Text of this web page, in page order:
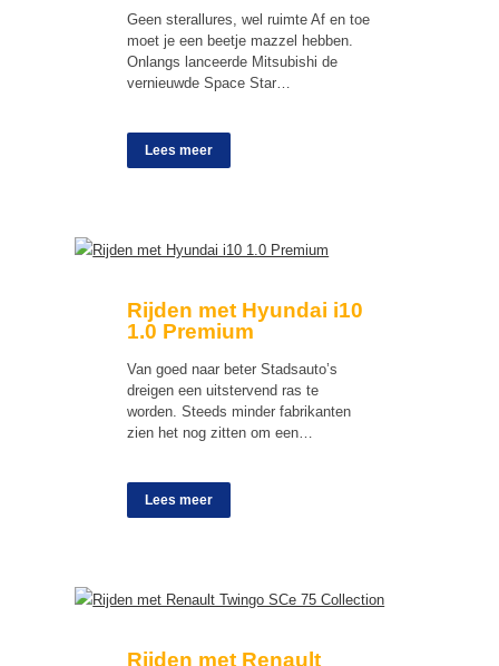
Geen sterallures, wel ruimte Af en toe
moet je een beetje mazzel hebben.
Onlangs lanceerde Mitsubishi de
vernieuwde Space Star…
Lees meer
Rijden met Hyundai i10
1.0 Premium
Van goed naar beter Stadsauto’s
dreigen een uitstervend ras te
worden. Steeds minder fabrikanten
zien het nog zitten om een…
Lees meer
Rijden met Renault